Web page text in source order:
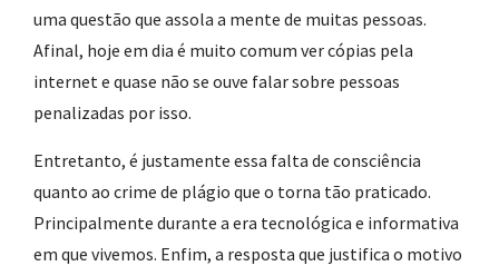
uma questão que assola a mente de muitas pessoas.
Afinal, hoje em dia é muito comum ver cópias pela
internet e quase não se ouve falar sobre pessoas
penalizadas por isso.
Entretanto, é justamente essa falta de consciência
quanto ao crime de plágio que o torna tão praticado.
Principalmente durante a era tecnológica e informativa
em que vivemos. Enfim, a resposta que justifica o motivo